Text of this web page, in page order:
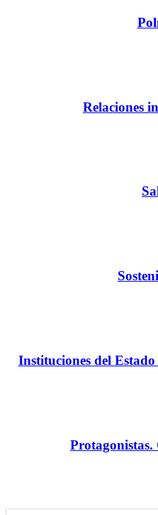
Relaciones
Instituciones del